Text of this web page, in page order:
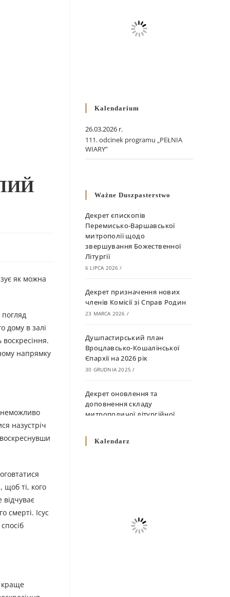
як можна
дому в залі
напрямку
назустріч
ті, кого
смерті. Ісус
краще
Kalendarium
26.03.2026 r.
111. odcinek programu „PEŁNIA
WIARY”
Ważne Duszpasterstwo
Декрет єпископів
Перемисько-Варшавської
митрополії щодо
звершування Божественної
Літургії
6 LIPCA 2026 /
Декрет призначення нових
членів Комісії зі Справ Родин
23 MARCA 2026 /
Душпастирський план
Вроцлавсько-Кошалінської
Єпархії на 2026 рік
30 GRUDNIA 2025 /
Декрет оновлення та
доповнення складу
митрополичої літургійної
10 GRUDNIA 2025
Декрет про відзначення
Великодня і всіх рухомих
Kalendarz